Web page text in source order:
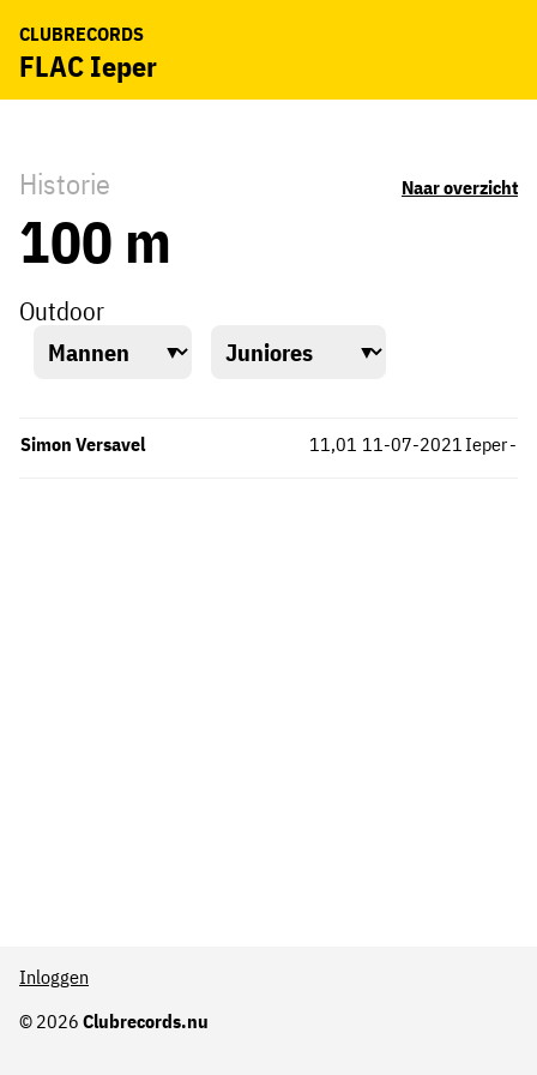
CLUBRECORDS
FLAC Ieper
Historie Naar overzicht
100 m
Outdoor
Simon Versavel Ieper
11,01 -
11-07-2021
© 2026 Clubrecords.nu
Inloggen